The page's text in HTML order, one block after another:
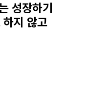
성장하기
하지 않고